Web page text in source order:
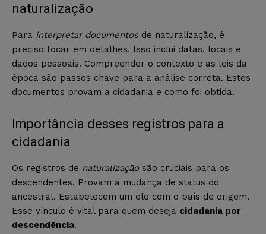
naturalização
Para interpretar documentosde naturalização, é
preciso focar em detalhes. Isso inclui datas, locais e
dados pessoais. Compreender o contexto e as leis da
época são passos chave para a análise correta. Estes
documentos provam a cidadania e como foi obtida.
Importância desses registros para a
cidadania
Os registros de naturalização são cruciais para os
descendentes. Provam a mudança de status do
ancestral. Estabelecem um elo com o país de origem.
Esse vínculo é vital para quem deseja cidadania por
descendência.